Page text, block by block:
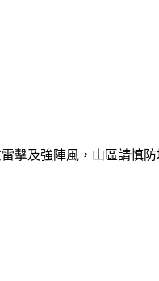
擊及強陣風，山區請慎